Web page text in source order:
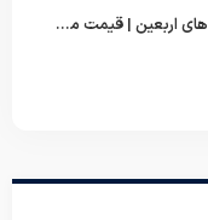
خرید عمده پتو مینک برای موکب‌های اربعین | قیمت مناسب و ارسال سریع